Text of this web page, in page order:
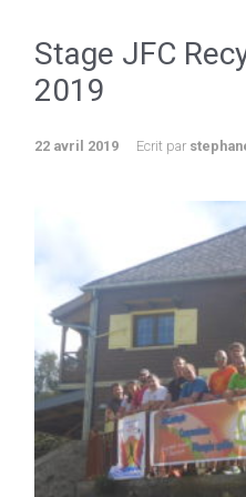
Stage JFC
2019
22 avril 2019 Ecrit par